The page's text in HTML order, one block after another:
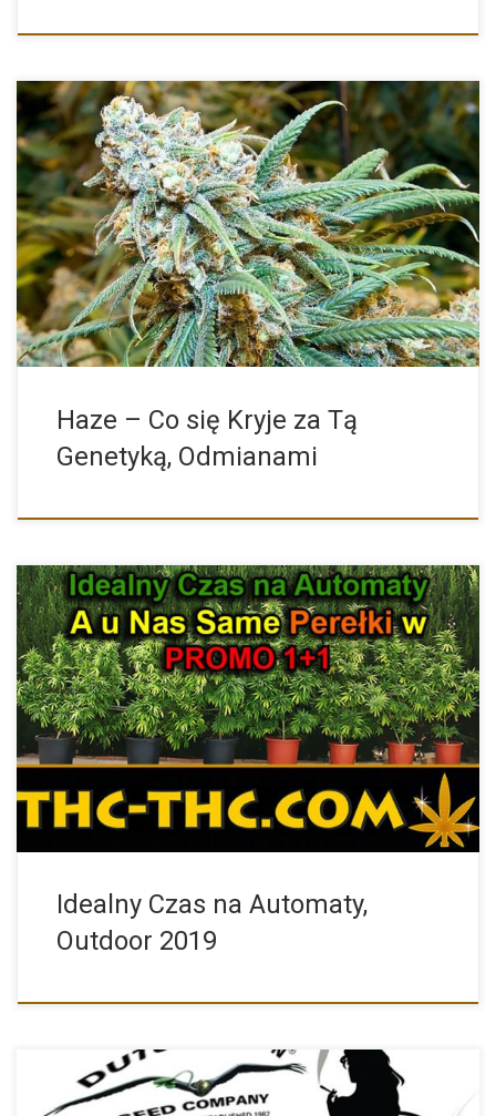
Legendy otaczające Haze sprawiają, że wiele osób jest zarówno
zaintrygowanych […]
Haze – Co się Kryje za Tą
Genetyką, Odmianami
Miesiąc czerwiec to idealny czas na uprawę odmian z
autofloweringiem. […]
Idealny Czas na Automaty,
Outdoor 2019